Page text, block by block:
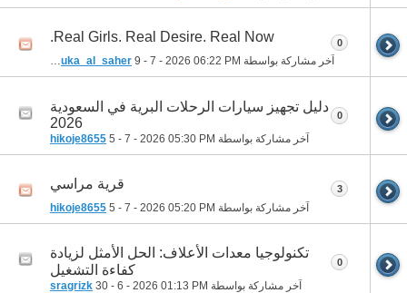
Real Girls. Real Desire. Real Now.
آخر مشاركة بواسطة houka_al_saher 9 - 7 - 2026 06:22 PM
0
دليل تجهيز سيارات الرحلات البرية في السعودية
2026
آخر مشاركة بواسطة hikoje8655 5 - 7 - 2026 05:30 PM
0
قرية مراسي
آخر مشاركة بواسطة hikoje8655 5 - 7 - 2026 05:20 PM
3
تكنولوجيا معدات الأعلاف: الحل الأمثل لزيادة
كفاءة التشغيل
آخر مشاركة بواسطة sragrizk 30 - 6 - 2026 01:13 PM
0